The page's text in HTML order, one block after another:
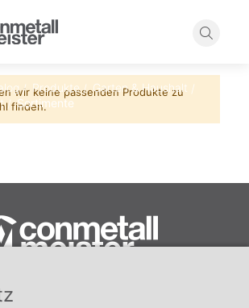
Suche
Produkte
Garten & Haushalt
Sortimente
wir keine passenden Produkte zu
finden.
Conmetall Meister GmbH